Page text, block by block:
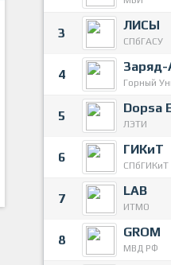
3
ЛИСЫ
СПбГАСУ
4
Горный
5
Dopsa
ЛЭТИ
6
ГИКиТ
СПбГИКиТ
7
LAB
ИТМО
8
GROM
МВД РФ